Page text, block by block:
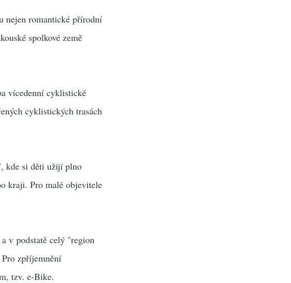
nejen romantické přírodní
spolkové země
vícedenní cyklistické
cyklistických trasách
kde si děti užijí plno
kraji. Pro malé objevitele
v podstatě celý "region
zpříjemnění
tzv. e-Bike.